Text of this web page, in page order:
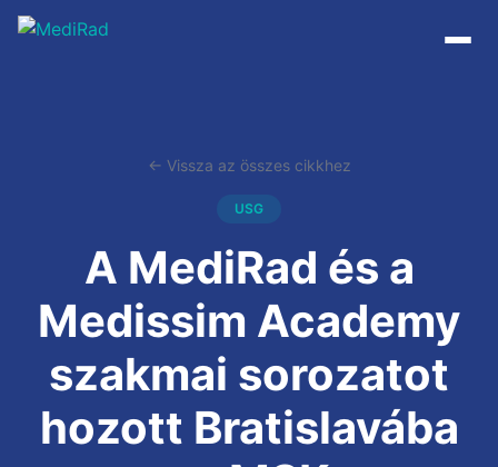
Tartalomra
ugrás
← Vissza az összes cikkhez
USG
A MediRad és a
Medissim Academy
szakmai sorozatot
hozott Bratislavába